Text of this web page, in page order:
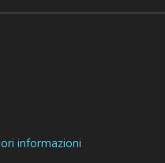
informazioni